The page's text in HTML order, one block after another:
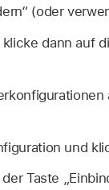
(oder
klicke dann auf
und
Taste